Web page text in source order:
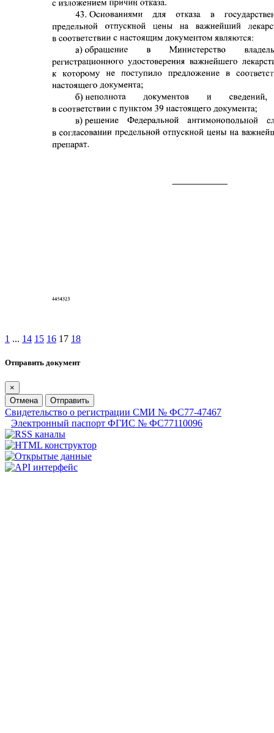
1 ... 14 15 16 17 18
Отправить документ
×
Отмена
Отправить
Свидетельство о регистрации СМИ № ФС77-47467
Электронный паспорт ФГИС № ФС77110096